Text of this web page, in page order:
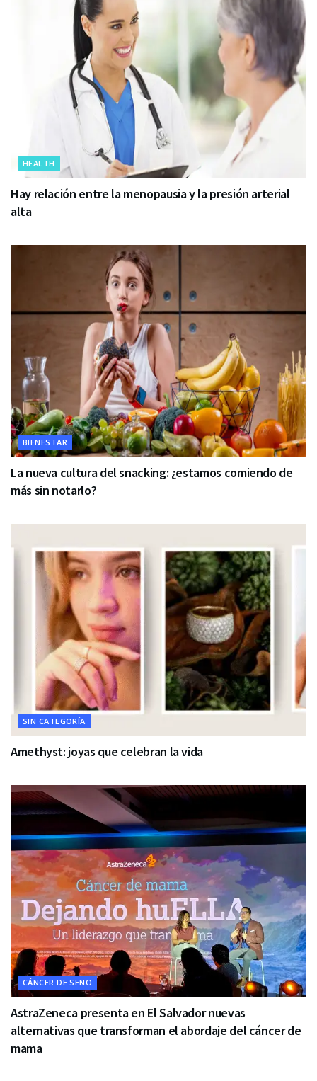
HEALTH
Hay relación entre la menopausia y la presión arterial
alta
BIENESTAR
La nueva cultura del snacking: ¿estamos comiendo de
más sin notarlo?
SIN CATEGORÍA
Amethyst: joyas que celebran la vida
CÁNCER DE SENO
AstraZeneca presenta en El Salvador nuevas
alternativas que transforman el abordaje del cáncer de
mama